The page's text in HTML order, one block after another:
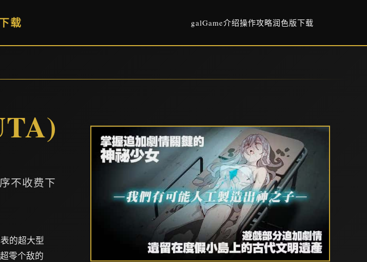
载 galGame介绍操作攻略润色版下载
不收费下
的超大型
零个敌的